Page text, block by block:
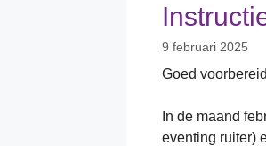
9 februari 2025
Goed
In de maand
eventing ruiter)